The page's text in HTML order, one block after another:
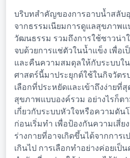
บริบทสำคัญของการอาบน้ำสลั
จากธรรมเนียมการดูแลสุขภาพแ
วัฒนธรรม รวมถึงการใช้ซาวน่า
จบด้วยการแช่ตัวในน้ำแข็ง เพื่อ
และคืนความสมดุลให้กับระบบใ
ศาสตร์นี้มาประยุกต์ใช้ในกิจวัตร
เลือกที่ประหยัดและเข้าถึงง่ายที่
สุขภาพแบบองค์รวม อย่างไรก็ต
เกี่ยวกับระบบหัวใจหรือความดั
ก่อนเริ่มทำ เพื่อป้องกันความเสี่ย
ร่างกายที่อาจเกิดขึ้นได้จากการ
เกินไป การเลือกทำอย่างค่อยเป็